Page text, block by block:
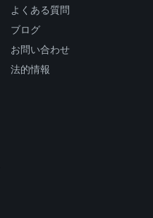
よくある質問
ブログ
お問い合わせ
法的情報